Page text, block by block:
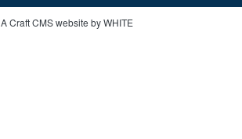
A Craft CMS website by WHITE